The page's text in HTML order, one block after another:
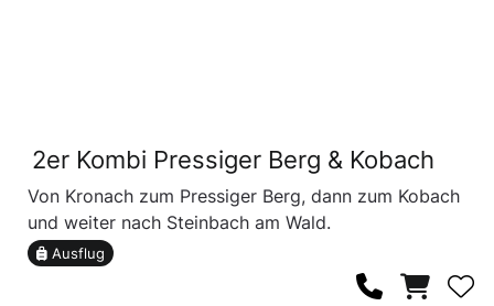
2er Kombi Pressiger Berg & Kobach
Von Kronach zum Pressiger Berg, dann zum Kobach
und weiter nach Steinbach am Wald.
Ausflug